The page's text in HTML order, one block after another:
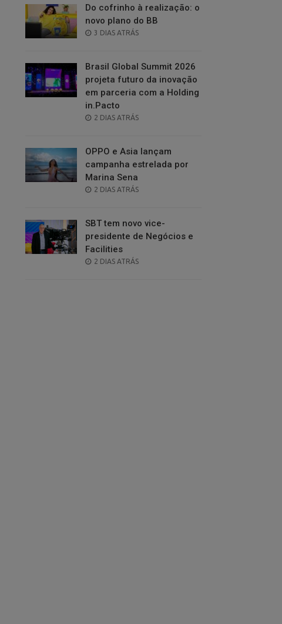
Do cofrinho à realização: o
novo plano do BB
POSTED
3 DIAS ATRÁS
Brasil Global Summit 2026
projeta futuro da inovação
em parceria com a Holding
in.Pacto
POSTED
2 DIAS ATRÁS
OPPO e Asia lançam
campanha estrelada por
Marina Sena
POSTED
2 DIAS ATRÁS
SBT tem novo vice-
presidente de Negócios e
Facilities
POSTED
2 DIAS ATRÁS